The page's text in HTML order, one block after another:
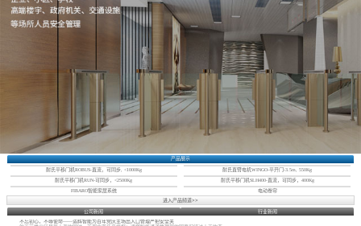
产品展示
耐氏平移门机ROBUS-直流，可同步, <1000Kg 耐氏直臂电机WINGO-平开门-3.5m, 550Kg
耐氏平移门机RUN-可同步，<2500Kg 耐氏平移门机SLH400-直流，可同步，400Kg
FIBARO智能家居系统
电动卷帘
进入产品频道>>
公司新闻
行业新闻
不忘初心，不辱使命——适辉智能为百年党庆主场出入口管理严把安全关